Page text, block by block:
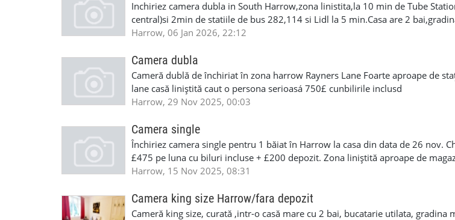
Inchiriez camera dubla in South Harrow,zona linistita,la 10 min de Tube
central)si 2min de statiile de bus 282,114 si Lidl la 5 min.Casa are 2
room ,parcare ,internet,telefonie,.Camera este 560£/luna+billuri+o luna
Harrow, 06 Jan 2026, 22:12
Camera dubla
Cameră dublă de închiriat în zona harrow Rayners Lane Foarte aproape de
lane casă liniștită caut o persona serioasá 750£ cunbilirile inclusd
Harrow, 29 Nov 2025, 00:03
Camera single
Închiriez camera single pentru 1 băiat în Harrow la casa din data de 26 nov.
£475 pe luna cu biluri incluse + £200 depozit. Zona liniștită aproape de
transport.
Harrow, 15 Nov 2025, 08:31
Camera king size Harrow/fara depozit
Cameră king size, curată ,intr-o casă mare cu 2 bai, bucatarie utilata, gradina